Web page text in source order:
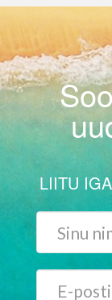
LIITU